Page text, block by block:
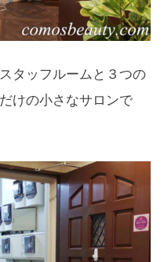
タッフルームと３つの
けの小さなサロンで